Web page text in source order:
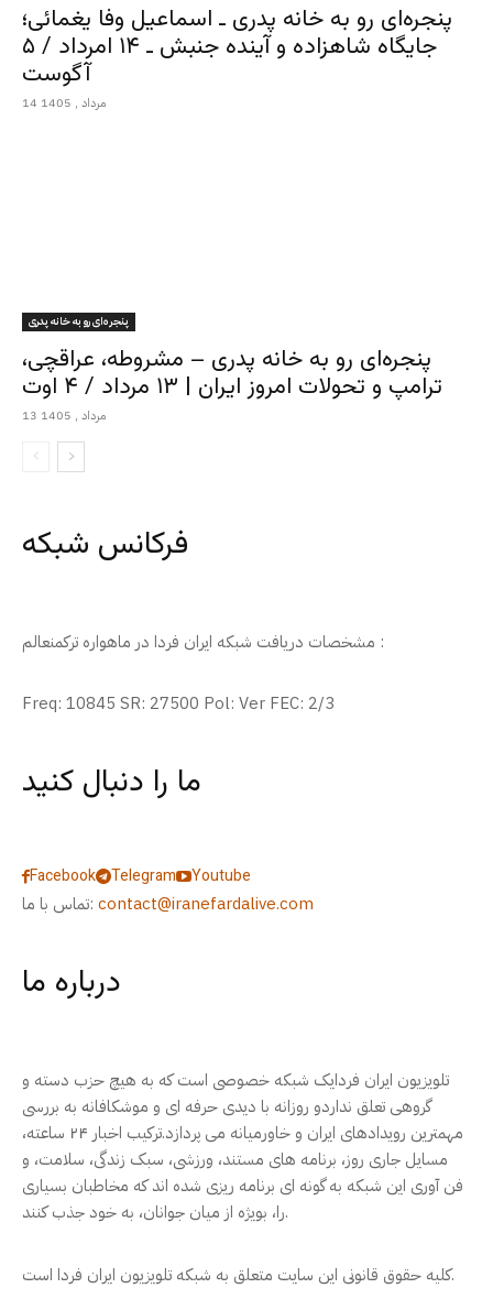
پنجره‌ای رو به خانه پدری ـ اسماعیل وفا یغمائی؛
جایگاه شاهزاده و آینده جنبش ـ ۱۴ امرداد / ۵
آگوست
14 مرداد , 1405
پنجره‌ای رو به خانه پدری
پنجره‌ای رو به خانه پدری – مشروطه، عراقچی،
ترامپ و تحولات امروز ایران | ۱۳ مرداد / ۴ اوت
13 مرداد , 1405
فرکانس شبکه
مشخصات دریافت شبکه ایران فردا در ماهواره ترکمنعالم :
Freq: 10845 SR: 27500 Pol: Ver FEC: 2/3
ما را دنبال کنید
Facebook Telegram
Youtube
تماس با ما: contact@iranefardalive.com
درباره ما
تلویزیون ایران فردایک شبکه خصوصی است که به هیچ حزب دسته و
گروهی تعلق نداردو روزانه با دیدی حرفه ای و موشکافانه به بررسی
مهمترین رویدادهای ایران و خاورمیانه می پردازد.ترکیب اخبار ۲۴ ساعته،
مسایل جاری روز، برنامه های مستند، ورزشی، سبک زندگی، سلامت، و
فن آوری این شبکه به گونه ای برنامه ریزی شده اند که مخاطبان بسیاری
را، بویژه از میان جوانان، به خود جذب کنند.
کلیه حقوق قانونی این سایت متعلق به شبکه تلویزیون ایران فردا است.